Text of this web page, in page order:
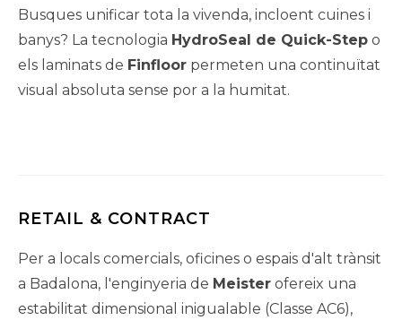
Busques unificar tota la vivenda, incloent cuines i
banys? La tecnologia HydroSeal de Quick-Step o
els laminats de Finfloor permeten una continuïtat
visual absoluta sense por a la humitat.
RETAIL & CONTRACT
Per a locals comercials, oficines o espais d'alt trànsit
a Badalona, l'enginyeria de Meister ofereix una
estabilitat dimensional inigualable (Classe AC6),